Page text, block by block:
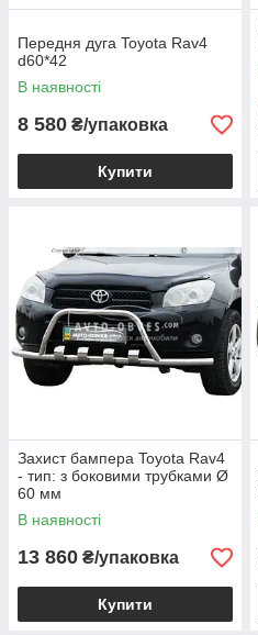
Передня дуга Toyota Rav4
d60*42
В наявності
8 580 ₴/упаковка
Купити
Захист бампера Toyota Rav4
- тип: з боковими трубками Ø
60 мм
В наявності
13 860 ₴/упаковка
Купити